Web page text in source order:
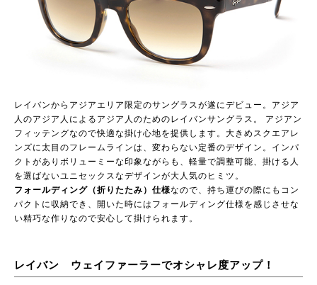
レイバンからアジアエリア限定のサングラスが遂にデビュー。アジア
人のアジア人によるアジア人のためのレイバンサングラス。 アジアン
フィッテングなので快適な掛け心地を提供します。大きめスクエアレ
ンズに太目のフレームラインは、変わらない定番のデザイン。インパ
クトがありボリューミーな印象ながらも、軽量で調整可能、掛ける人
を選ばないユニセックスなデザインが大人気のヒミツ。
フォールディング（折りたたみ）仕様なので、持ち運びの際にもコン
パクトに収納でき、開いた時にはフォールディング仕様を感じさせな
い精巧な作りなので安心して掛けられます。
レイバン ウェイファーラーでオシャレ度アップ！